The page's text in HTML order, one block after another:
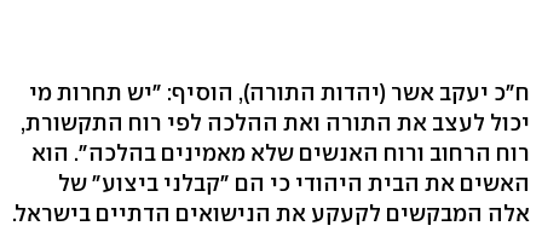
ח"כ יעקב אשר (יהדות התורה), הוסיף: "יש תחרות מי
יכול לעצב את התורה ואת ההלכה לפי רוח התקשורת,
רוח הרחוב ורוח האנשים שלא מאמינים בהלכה". הוא
האשים את הבית היהודי כי הם "קבלני ביצוע" של
אלה המבקשים לקעקע את הנישואים הדתיים בישראל.